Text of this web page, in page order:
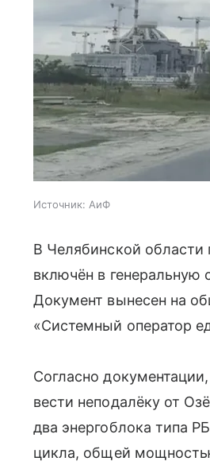
Источник: АиФ
В Челябинской
включён в генеральную
Документ вынесен на
«Системный оператор
Согласно
вести неподалёку от
два энергоблока типа
цикла, общей